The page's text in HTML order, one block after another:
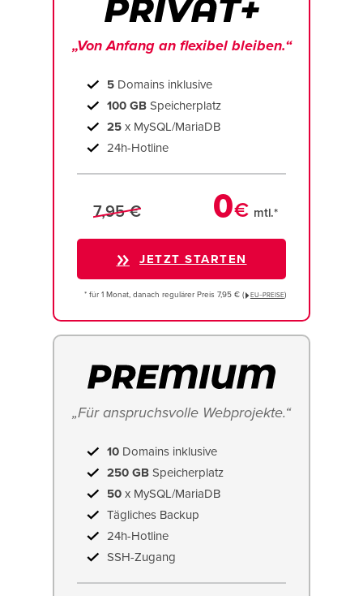
„Von Anfang an flexibel bleiben.“
5 Domains inklusive
100 GB Speicherplatz
25 x MySQL/MariaDB
24h-Hotline
7,95 € 0€ mtl.*
JETZT STARTEN
* für 1 Monat, danach regulärer Preis 7,95 € ( EU−PREISE)
„Für anspruchsvolle Webprojekte.“
10 Domains inklusive
250 GB Speicherplatz
50 x MySQL/MariaDB
Tägliches Backup
24h-Hotline
SSH-Zugang